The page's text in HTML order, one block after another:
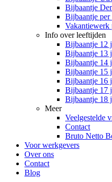
Bijbaantje
Bijbaantje per
Vakantiewerk
Info over leeftijden
Bijbaantje 12
Bijbaantje 13
Bijbaantje 14
Bijbaantje 15
Bijbaantje 16
Bijbaantje 17
Bijbaantje 18
Meer
Veelgestelde
Contact
Bruto Netto
Voor werkgevers
Over ons
Contact
Blog